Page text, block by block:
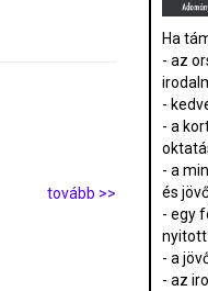
tovább >>
Ha
- az
-
- a
- a
és
- egy
- a
- az